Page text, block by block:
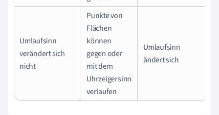
Umlaufsinn
verändert sich
nicht
Punkte von
Flächen
können
gegen oder
mit dem
Uhrzeigersinn
verlaufen
Umlaufsinn
ändert sich